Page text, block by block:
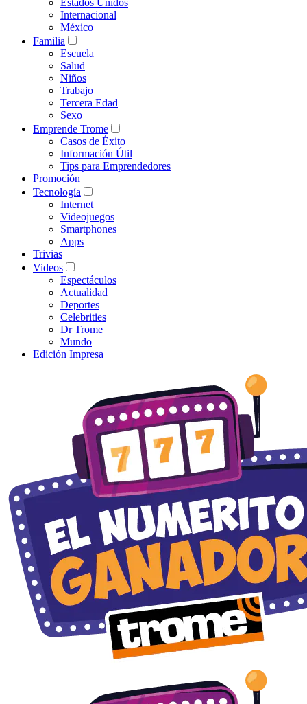
Estados Unidos
Internacional
México
Familia
Escuela
Salud
Niños
Trabajo
Tercera Edad
Sexo
Emprende Trome
Casos de Éxito
Información Útil
Tips para Emprendedores
Promoción
Tecnología
Internet
Videojuegos
Smartphones
Apps
Trivias
Videos
Espectáculos
Actualidad
Deportes
Celebrities
Dr Trome
Mundo
Edición Impresa